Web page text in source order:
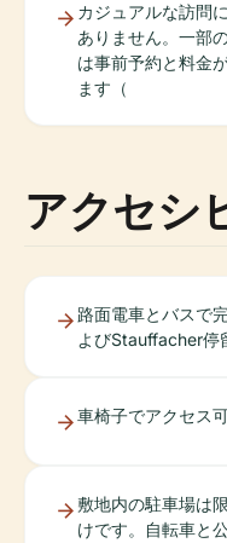
カジュアルな訪問
ありません。一部
は事前予約と料金
ます（
アクセシ
路面電車とバスで
よびStauffacher停
車椅子でアクセス
敷地内の駐車場は
けです。自転車と